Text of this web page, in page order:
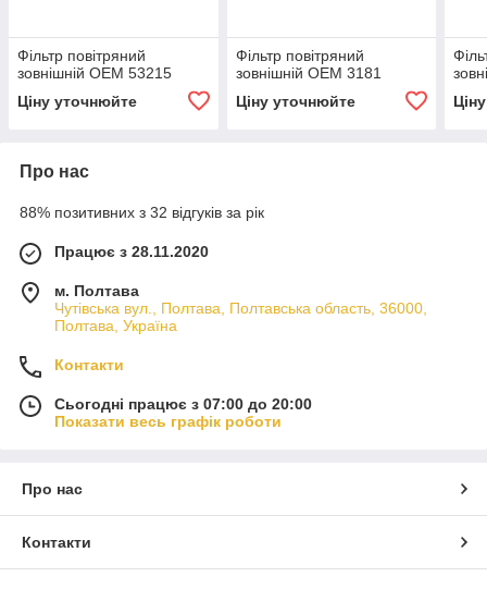
Фільтр повітряний
зовнішній OEM 53215
Ціну уточнюйте
Фільтр повітряний
зовнішній OEM 3181
Ціну уточнюйте
Про нас
88% позитивних з 32 відгуків за рік
Працює з 28.11.2020
м. Полтава
Чутівська вул., Полтава, Полтавська область, 36000,
Полтава, Україна
Контакти
Сьогодні працює з 07:00 до 20:00
Показати весь графік роботи
Про нас
Контакти